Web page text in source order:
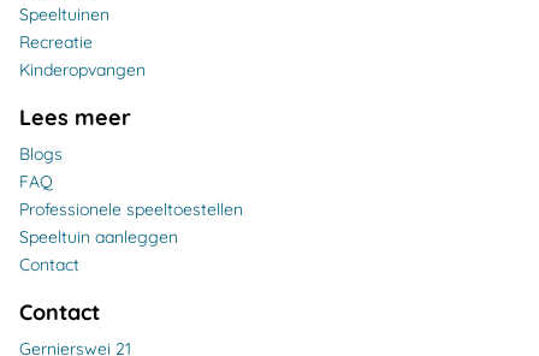
Speeltuinen
Recreatie
Kinderopvangen
Lees meer
Blogs
FAQ
Professionele speeltoestellen
Speeltuin aanleggen
Contact
Contact
Gernierswei 21